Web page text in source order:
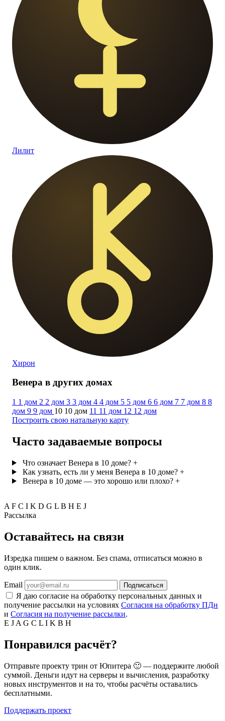
Лилит
Хирон
Венера в других домах
1 1 дом 2 2 дом 3 3 дом 4 4 дом 5 5 дом 6 6 дом 7 7 дом 8 8
дом 9 9 дом 10 10 дом 11 11 дом 12 12 дом
Построить свою натальную карту
Часто задаваемые вопросы
Что означает Венера в 10 доме? +
Как узнать, есть ли у меня Венера в 10 доме? +
Венера в 10 доме — это хорошо или плохо? +
A F C I K D G L B H E J
Рассылка
Оставайтесь на связи
Изредка пишем о важном. Без спама, отписаться можно в
один клик.
Email Подписаться
Я даю согласие на обработку персональных данных и
получение рассылки на условиях Согласия на обработку ПДн
и Согласия на получение рассылки.
E J A G C L I K B H
Понравился расчёт?
Отправьте проекту трин от Юпитера 🙂 — поддержите любой
суммой. Деньги идут на серверы и вычисления, разработку
новых инструментов и на то, чтобы расчёты оставались
бесплатными.
Поддержать проект